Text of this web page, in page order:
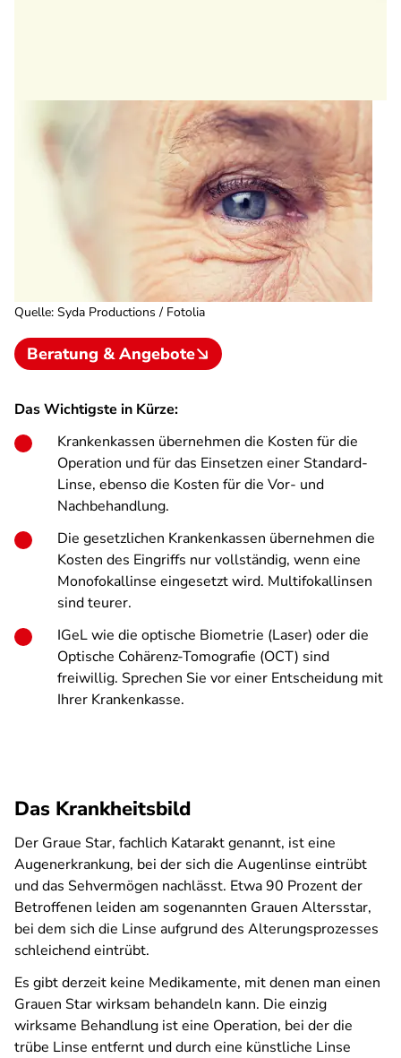
Quelle: Syda Productions / Fotolia
Beratung & Angebote
Das Wichtigste in Kürze:
Krankenkassen übernehmen die Kosten für die
Operation und für das Einsetzen einer Standard-
Linse, ebenso die Kosten für die Vor- und
Nachbehandlung.
Die gesetzlichen Krankenkassen übernehmen die
Kosten des Eingriffs nur vollständig, wenn eine
Monofokallinse eingesetzt wird. Multifokallinsen
sind teurer.
IGeL wie die optische Biometrie (Laser) oder die
Optische Cohärenz-Tomografie (OCT) sind
freiwillig. Sprechen Sie vor einer Entscheidung mit
Ihrer Krankenkasse.
Das Krankheitsbild
Der Graue Star, fachlich Katarakt genannt, ist eine
Augenerkrankung, bei der sich die Augenlinse eintrübt
und das Sehvermögen nachlässt. Etwa 90 Prozent der
Betroffenen leiden am sogenannten Grauen Altersstar,
bei dem sich die Linse aufgrund des Alterungsprozesses
schleichend eintrübt.
Es gibt derzeit keine Medikamente, mit denen man einen
Grauen Star wirksam behandeln kann. Die einzig
wirksame Behandlung ist eine Operation, bei der die
trübe Linse entfernt und durch eine künstliche Linse